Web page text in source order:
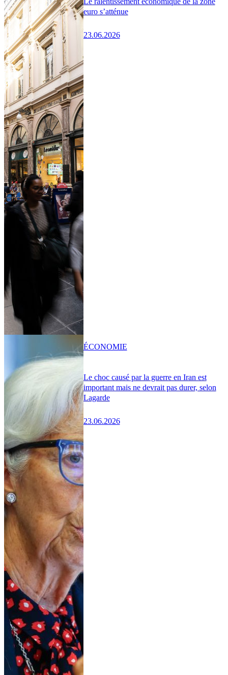
euro s’atténue
23.06.2026
Le choc causé par la guerre en Iran est
important mais ne devrait pas durer, selon
Lagarde
23.06.2026
ÉCONOMIE